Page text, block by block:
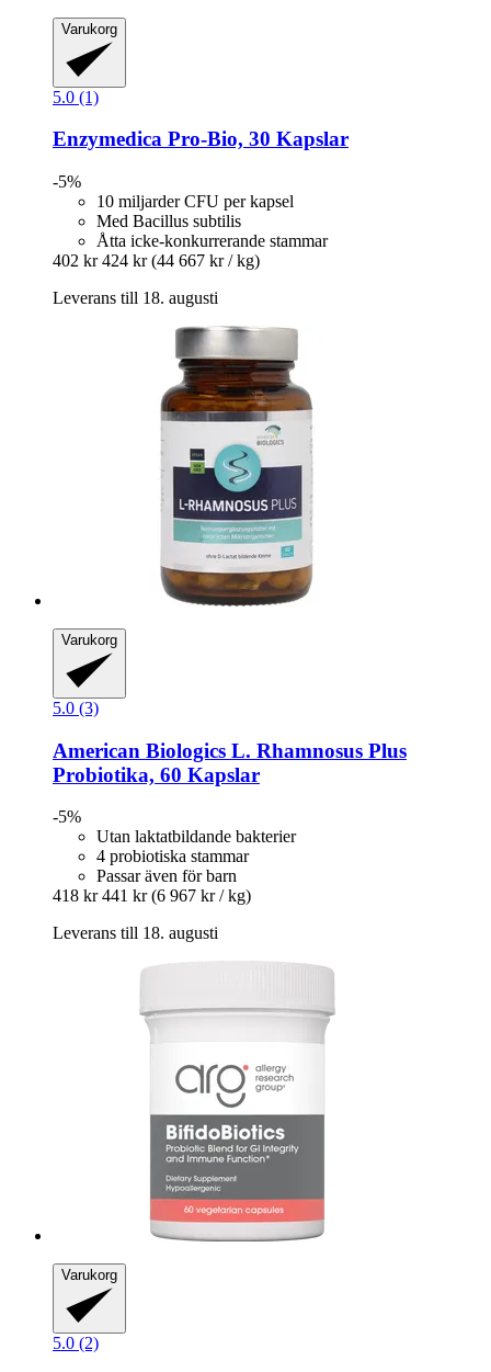
Varukorg
5.0 (1)
Enzymedica Pro-​Bio, 30 Kapslar
-5%
10 miljarder CFU per kapsel
Med Bacillus subtilis
Åtta icke-konkurrerande stammar
402 kr 424 kr (44 667 kr / kg)
Leverans till 18. augusti
Varukorg
5.0 (3)
American Biologics L. Rhamnosus Plus
Probiotika, 60 Kapslar
-5%
Utan laktatbildande bakterier
4 probiotiska stammar
Passar även för barn
418 kr 441 kr (6 967 kr / kg)
Leverans till 18. augusti
Varukorg
5.0 (2)